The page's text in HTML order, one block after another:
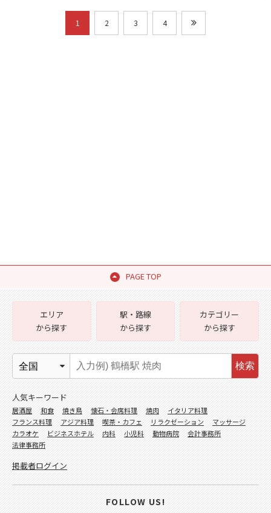
1 2 3 4
PAGE TOP
エリア
から探す
駅・路線
から探す
カテゴリー
から探す
検索
人気キーワード
居酒屋 和食 焼き鳥 懐石・会席料理 焼肉
イタリア料理
フランス料理
アジア料理 喫茶・カフェ リラクゼーション
マッサージ
カラオケ
ビジネスホテル 内科 小児科 動物病院
会計事務所
法律事務所
掲載者ログイン
FOLLOW US!